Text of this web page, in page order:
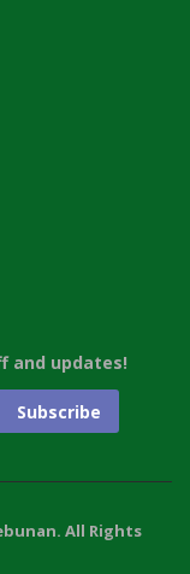
and updates!
All Rights